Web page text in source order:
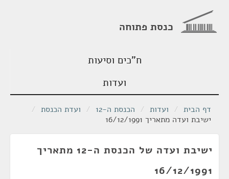
כנסת פתוחה
ח"כים וסיעות
ועדות
דף הבית / ועדות / הכנסת ה-12 / ועדת הכנסת /
ישיבת ועדה מתאריך 16/12/1991
ישיבת ועדה של הכנסת ה-12 מתאריך
16/12/1991